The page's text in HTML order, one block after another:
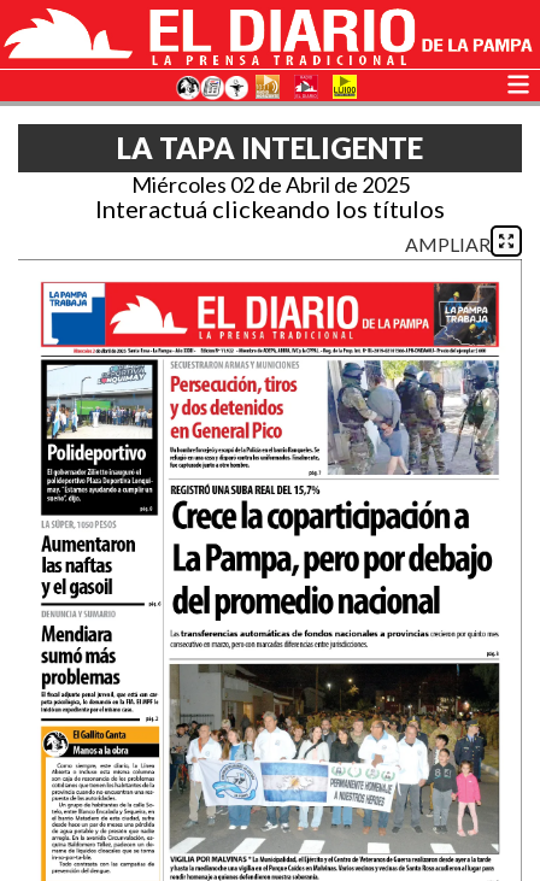
LA TAPA INTELIGENTE
Miércoles 02 de Abril de 2025
Interactuá clickeando los títulos
AMPLIAR